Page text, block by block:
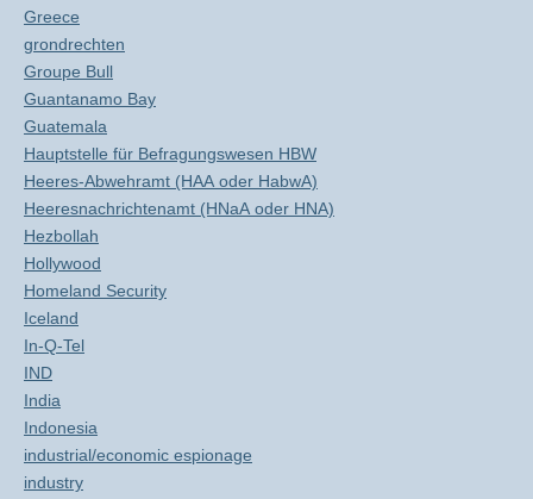
Greece
grondrechten
Groupe Bull
Guantanamo Bay
Guatemala
Hauptstelle für Befragungswesen HBW
Heeres-Abwehramt (HAA oder HabwA)
Heeresnachrichtenamt (HNaA oder HNA)
Hezbollah
Hollywood
Homeland Security
Iceland
In-Q-Tel
IND
India
Indonesia
industrial/economic espionage
industry